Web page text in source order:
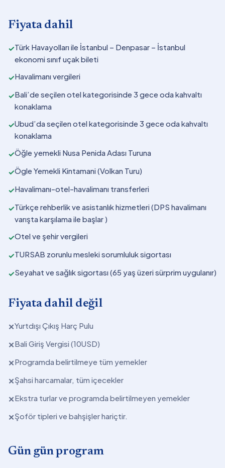
Fiyata dahil
✓Türk Havayolları ile İstanbul – Denpasar – İstanbul
ekonomi sınıf uçak bileti
✓Havalimanı vergileri
✓Bali’de seçilen otel kategorisinde 3 gece oda kahvaltı
konaklama
✓Ubud’da seçilen otel kategorisinde 3 gece oda kahvaltı
konaklama
✓Öğle yemekli Nusa Penida Adası Turuna
✓Ögle Yemekli Kintamani (Volkan Turu)
✓Havalimanı-otel-havalimanı transferleri
✓Türkçe rehberlik ve asistanlık hizmetleri (DPS havalimanı
varışta karşılama ile başlar )
✓Otel ve şehir vergileri
✓TURSAB zorunlu mesleki sorumluluk sigortası
✓Seyahat ve sağlık sigortası (65 yaş üzeri sürprim uygulanır)
Fiyata dahil değil
✕Yurtdışı Çıkış Harç Pulu
✕Bali Giriş Vergisi (10USD)
✕Programda belirtilmeye tüm yemekler
✕Şahsi harcamalar, tüm içecekler
✕Ekstra turlar ve programda belirtilmeyen yemekler
✕Şoför tipleri ve bahşişler hariçtir.
Gün gün program